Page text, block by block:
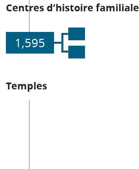
Centres d’histoire familiale
1,595
Temples